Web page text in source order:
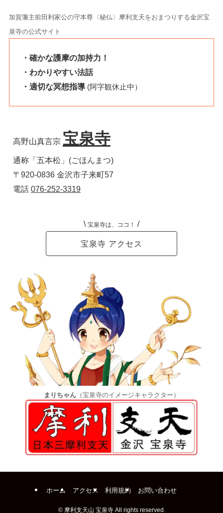
加賀藩主前田利家公の守本尊〈秘仏〉摩利支天をおまつりする金沢宝
泉寺の公式サイト
・確かな護摩の加持力！
・わかりやすい法話
・適切な冥想指導 (阿字観休止中）
高野山真言宗 宝泉寺
通称「五本松」(ごほんまつ)
〒920-0836 金沢市子来町57
電話 076-252-3319
\ 宝泉寺は、ココ！ /
宝泉寺 アクセス
まりちゃん（宝泉寺のイメージキャラクター）
ホーム アクセス 利用規約 お問い合わせ
©摩利支天山 宝泉寺 All rights reserved.